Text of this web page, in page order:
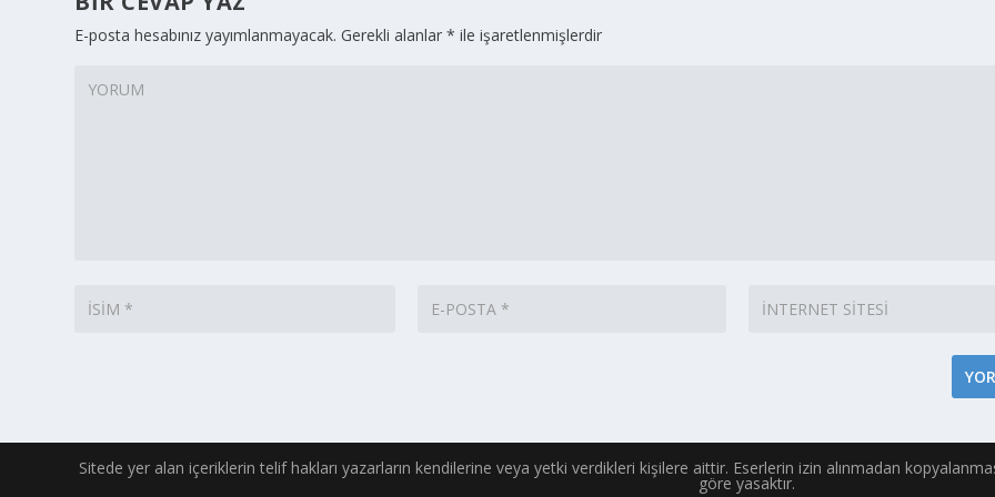
E-posta hesabınız yayımlanmayacak. Gerekli alanlar* ile işaretlenmişlerdir
Sitede yer alan içeriklerin telif hakları yazarların kendilerine veya yetki verdikleri kişilere aittir. Eserlerin izin alınmadan
göre yasaktır.